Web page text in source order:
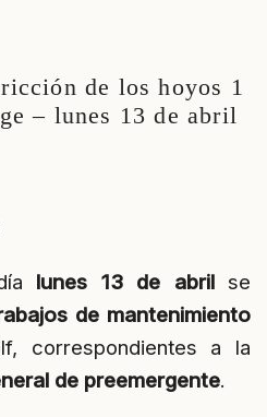
de los hoyos 1
– lunes 13 de abril
lunes 13 de abrilse
de mantenimiento
correspondientes a la
de preemergente.